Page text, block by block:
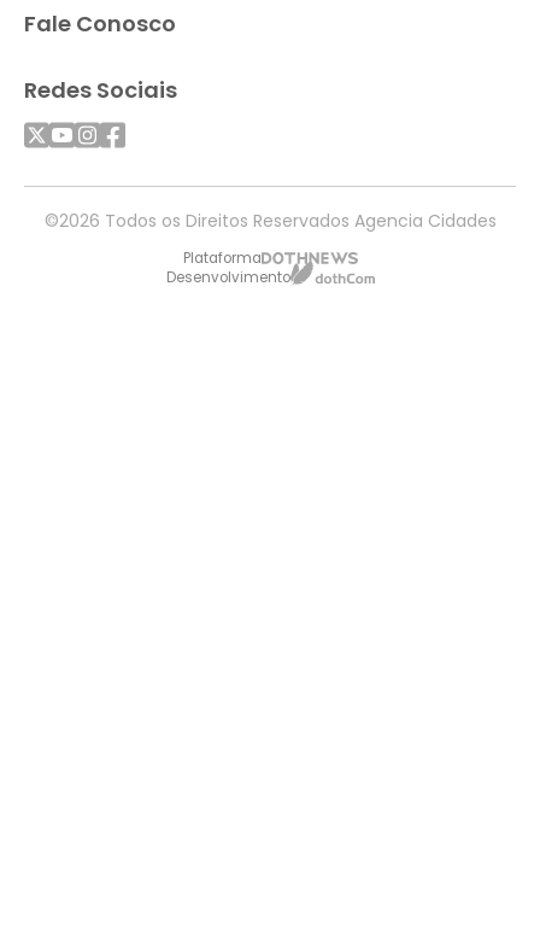
Fale Conosco
Redes Sociais
©2026 Todos os Direitos Reservados Agencia Cidades
Plataforma
Desenvolvimento